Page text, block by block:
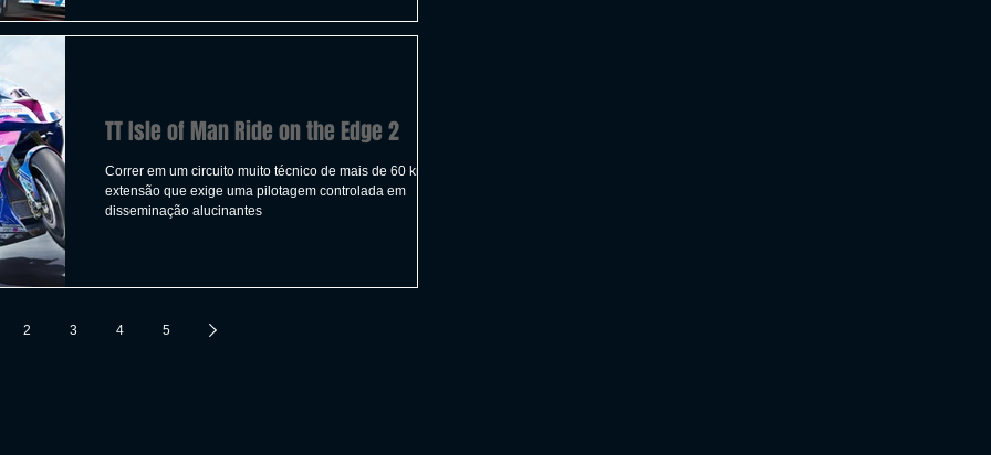
TT Isle of Man Ride on the Edge 2
Correr em um circuito muito técnico de mais de 60 km de
extensão que exige uma pilotagem controlada em
disseminação alucinantes
2 3 4 5